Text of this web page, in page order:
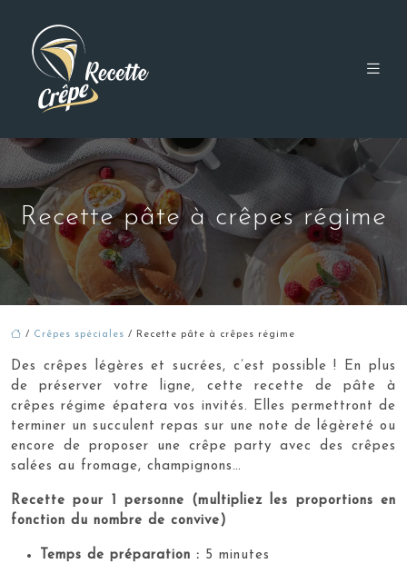
Recette pâte à crêpes régime
/ Crêpes spéciales / Recette pâte à crêpes régime
Des crêpes légères et sucrées, c’est possible ! En plus
de préserver votre ligne, cette recette de pâte à
crêpes régime épatera vos invités. Elles permettront de
terminer un succulent repas sur une note de légèreté ou
encore de proposer une crêpe party avec des crêpes
salées au fromage, champignons…
Recette pour 1 personne (multipliez les proportions en
fonction du nombre de convive)
Temps de préparation : 5 minutes